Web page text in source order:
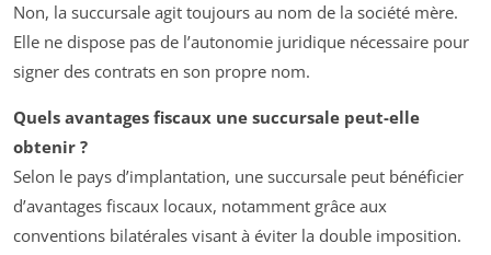
Non, la succursale agit toujours au nom de la société mère.
Elle ne dispose pas de l’autonomie juridique nécessaire pour
signer des contrats en son propre nom.
Quels avantages fiscaux une succursale peut-elle
obtenir ?
Selon le pays d’implantation, une succursale peut bénéficier
d’avantages fiscaux locaux, notamment grâce aux
conventions bilatérales visant à éviter la double imposition.